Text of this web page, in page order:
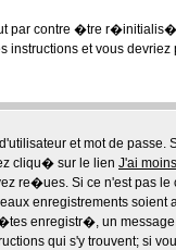
par contre �tre
instructions et vous
et mot de
cliqu� sur le lien J'ai
re�ues. Si ce n'est pas
enregistrements
enregistr�, un
qui s'y trouvent; si